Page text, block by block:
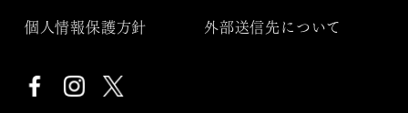
個人情報保護方針 外部送信先について